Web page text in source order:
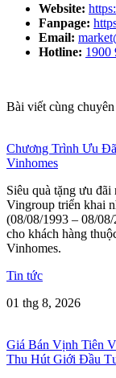
Website:
Fanpage:
Email:
Hotline: 1900
Bài viết cùng
Chương Trình Ưu
Vinhomes
Siêu quà tặng ưu
Vingroup triển khai
(08/08/1993 – 08/
cho khách hàng
Vinhomes.
Tin tức
01 thg 8, 2026
Giá Bán Vịnh Tiên
Thu Hút Giới Đầu